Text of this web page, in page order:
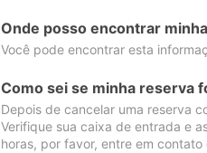
Onde posso encontrar
Você pode encontrar esta
Como sei se minha reserva
Depois de cancelar uma reserva
Verifique sua caixa de entrada e
horas, por favor, entre em